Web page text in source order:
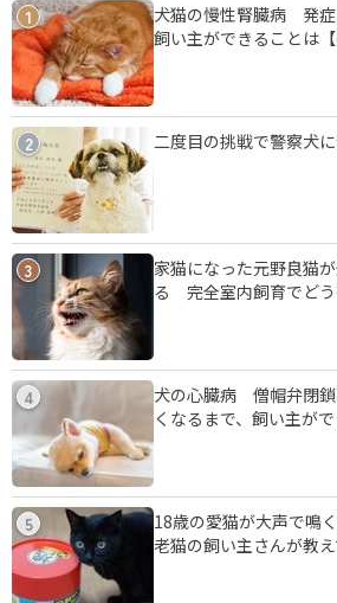
1
犬猫の慢性腎臓病 発症
飼い主ができることは【
2 二度目の挑戦で警察犬
3
家猫になった元野良猫
る 完全室内飼育でどう
4
犬の心臓病 僧帽弁閉
くなるまで、飼い主が
5
18歳の愛猫が大声で鳴
老猫の飼い主さんが教